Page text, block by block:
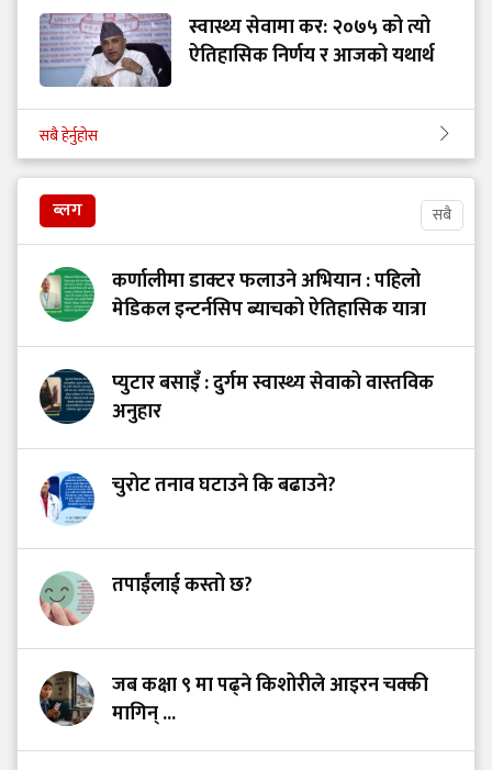
स्वास्थ्य सेवामा कर: २०७५ को त्यो
ऐतिहासिक निर्णय र आजको यथार्थ
सबै हेर्नुहोस
ब्लग सबै
कर्णालीमा डाक्टर फलाउने अभियान : पहिलो
मेडिकल इन्टर्नसिप ब्याचको ऐतिहासिक यात्रा
प्युटार बसाइँ : दुर्गम स्वास्थ्य सेवाको वास्तविक
अनुहार
चुरोट तनाव घटाउने कि बढाउने?
तपाईंलाई कस्तो छ?
जब कक्षा ९ मा पढ्ने किशोरीले आइरन चक्की
मागिन् ...